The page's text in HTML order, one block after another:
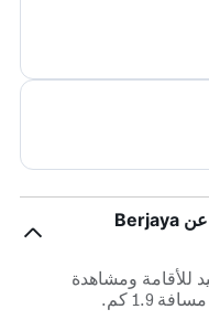
كم يبعد ستاربوينتس هوتل كوالا لمبور عن Berjaya
للأقامة ومشاهدة